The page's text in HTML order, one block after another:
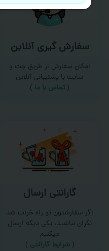
سفارش گیری آنلاین
امکان سفارش از طریق چت و
سایت با پشتیبانی آنلاین
( تماس با ما‌ )
گارانتی ارسال
اگر سفارشتون تو راه خراب شد
نگران نباشید، یکی دیگه ارسال
میکنیم
( شرایط گارانتی )